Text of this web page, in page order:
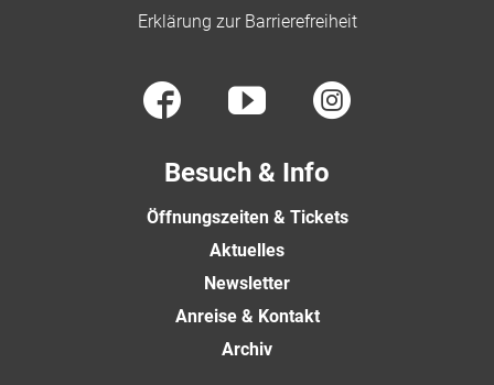
Erklärung zur Barrierefreiheit
Besuch & Info
Öffnungszeiten & Tickets
Aktuelles
Newsletter
Anreise & Kontakt
Archiv